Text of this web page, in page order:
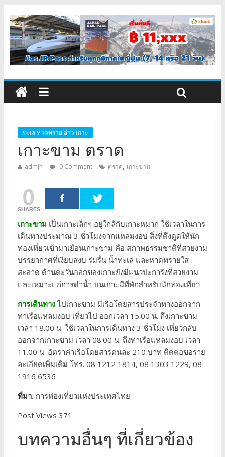
ทะเล หาดทราย อ่าว เกาะ
เกาะขาม ตราด
admin 0 Comment ตราด, เกาะขาม
0
SHARES
เกาะขาม เป็นเกาะเล็กๆ อยู่ใกล้กับเกาะหมาก ใช้เวลาในการ
เดินทางประมาณ 3 ชั่วโมงจากแหลมงอบ สิ่งที่ดึงดูดให้นัก
ท่องเที่ยวเข้ามาเยือนเกาะขาม คือ สภาพธรรมชาติที่สวยงาม
บรรยากาศที่เงียบสงบ ร่มรื่น น้ำทะเล และหาดทรายใส
สะอาด ด้านตะวันออกของเกาะยังมีแนวปะการังที่สวยงาม
และเหมาะแก่การดำน้ำ บนเกาะมีที่พักสำหรับนักท่องเที่ยว
การเดินทางไปเกาะขาม มีเรือโดยสารประจำทางออกจาก
ท่าเรือแหลมงอบ เที่ยวไป ออกเวลา 15.00 น. ถึงเกาะขาม
เวลา 18.00 น. ใช้เวลาในการเดินทาง 3 ชั่วโมง เที่ยวกลับ
ออกจากเกาะขาม เวลา 08.00 น. ถึงท่าเรือแหลมงอบ เวลา
11.00 น. อัตราค่าเรือโดยสารคนละ 210 บาท ติดต่อขอราย
ละเอียดเพิ่มเติม โทร. 08 1212 1814, 08 1303 1229, 08
1916 6536
ที่มา. การท่องเที่ยวแห่งประเทศไทย
Post Views 371
บทความอื่นๆ ที่เกี่ยวข้อง